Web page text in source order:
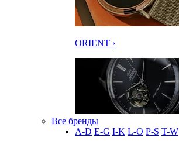
ORIENT ›
Все бренды
A-D E-G I-K L-O P-S T-W